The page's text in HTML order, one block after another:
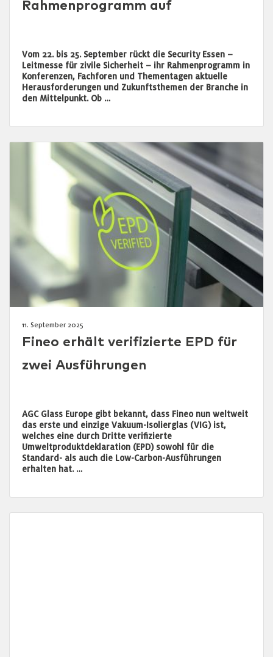
Rahmenprogramm auf
Vom 22. bis 25. September rückt die Security Essen –
Leitmesse für zivile Sicherheit – ihr Rahmenprogramm in
Konferenzen, Fachforen und Thementagen aktuelle
Herausforderungen und Zukunftsthemen der Branche in
den Mittelpunkt. Ob …
11. September 2025
Fineo erhält verifizierte EPD für
zwei Ausführungen
AGC Glass Europe gibt bekannt, dass Fineo nun weltweit
das erste und einzige Vakuum-Isolierglas (VIG) ist,
welches eine durch Dritte verifizierte
Umweltproduktdeklaration (EPD) sowohl für die
Standard- als auch die Low-Carbon-Ausführungen
erhalten hat. …